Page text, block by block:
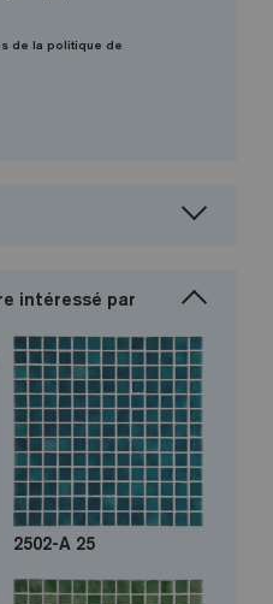
de la politique de
intéressé par
2502-A 25